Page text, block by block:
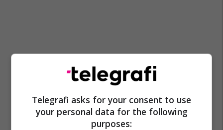
Telegrafi asks for your consent to use
your personal data for the following
purposes: